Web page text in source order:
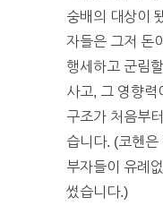
숭배의 대상이
자들은 그저 돈
행세하고 군림
사고, 그 영향력
구조가 처음부
습니다. (코헨은
부자들이 유례
썼습니다.)